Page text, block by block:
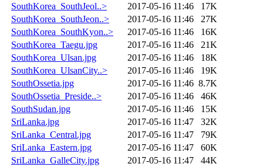
SouthKorea_SouthJeol..>
2017-05-16 11:46
17K
SouthKorea_SouthJeon..>
2017-05-16 11:46
27K
SouthKorea_SouthKyon..>
2017-05-16 11:46
16K
SouthKorea_Taegu.jpg
2017-05-16 11:46
21K
SouthKorea_Ulsan.jpg
2017-05-16 11:46
18K
SouthKorea_UlsanCity..>
2017-05-16 11:46
19K
SouthOssetia.jpg
2017-05-16 11:46 8.7K
SouthOssetia_Preside..>
2017-05-16 11:46
46K
SouthSudan.jpg
2017-05-16 11:46
15K
SriLanka.jpg
2017-05-16 11:47
32K
SriLanka_Central.jpg
2017-05-16 11:47
79K
SriLanka_Eastern.jpg
2017-05-16 11:47
60K
SriLanka_GalleCity.jpg
2017-05-16 11:47
44K